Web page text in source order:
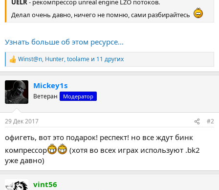
UELR- рекомпрессор unreal engine LZO потоков.
Делал очень давно, ничего не помню, сами разбирайтесь
Узнать больше об этом ресурсе...
Р
е
ц
и
Winst@n, Hunter,toolame и 11 других
Mickey1s
Ветеран Модератор
29 Дек 2017 #2
офигеть, вот это подарок! респект! но все ждут бинк
компрессор
(хотя во всех играх используют .bk2
уже давно)
vint56